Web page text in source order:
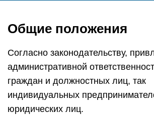
Общие положения
Согласно законодательству,
административной
граждан и должностных лиц, так
индивидуальных
юридических лиц.